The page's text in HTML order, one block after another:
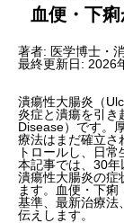
血便・下
著者: 医学博士・
最終更新日: 2026
潰瘍性大腸炎（
炎症と潰瘍を引き
Disease）です。
療法はまだ確立さ
トロールし、日
本記事では、30年
潰瘍性大腸炎の症
ます。血便・下
基準、最新治療法
伝えします。